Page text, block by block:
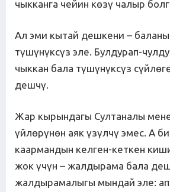
чыкканга чейин көзү чалыр
Ал эми кытай дешкени –
түшүнүксүз эле. Булдурап-
чыккан бала түшүнүксүз
дешчү.
Жар кырындагы Султаналы
үйлөрүнөн аяк үзүлчү эмес. А
каармандын келген-кеткен
жок үчүн – жалдырама бала
жалдырамалыгы мындай эле: